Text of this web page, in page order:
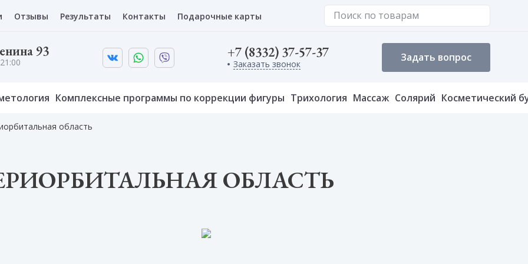
Отзывы Результаты Контакты Подарочные карты
93 +7 (8332) 37-57-37
Заказать звонок
Задать вопрос
Комплексные программы по коррекции фигуры Трихология Массаж Солярий Косметический
область
ОБЛАСТЬ